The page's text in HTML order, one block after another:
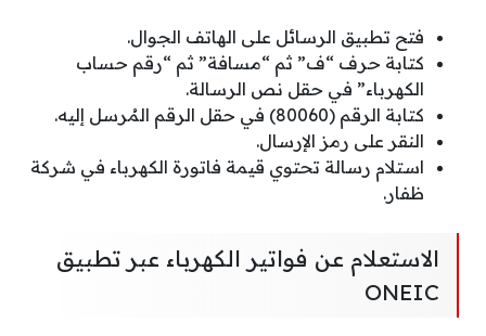
فتح تطبيق الرسائل على الهاتف الجوال.
كتابة حرف “ف” ثم “مسافة” ثم “رقم حساب
الكهرباء” في حقل نص الرسالة.
كتابة الرقم (80060) في حقل الرقم المُرسل إليه.
النقر على رمز الإرسال.
استلام رسالة تحتوي قيمة فاتورة الكهرباء في شركة
ظفار.
الاستعلام عن فواتير الكهرباء عبر تطبيق
ONEIC